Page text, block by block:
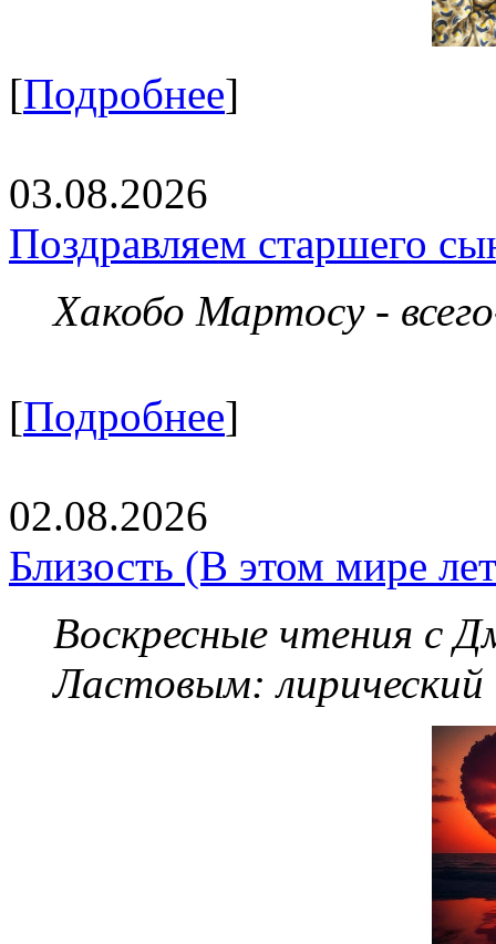
[Подробнее]
03.08.2026
Поздравляем старшего
Хакобо Мартосу -
[Подробнее]
02.08.2026
Близость (В этом мире
Воскресные чтения с
Ластовым: